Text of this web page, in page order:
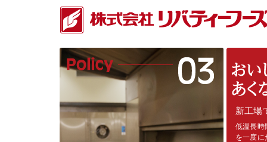
新工場
低温長時
を一度に